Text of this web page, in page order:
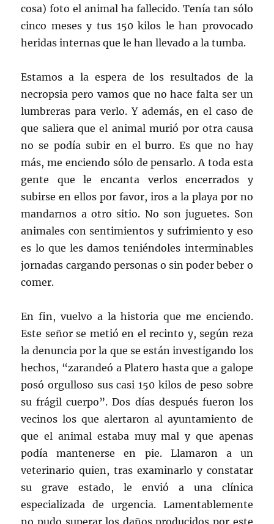
cosa) foto el animal ha fallecido. Tenía tan sólo
cinco meses y tus 150 kilos le han provocado
heridas internas que le han llevado a la tumba.
Estamos a la espera de los resultados de la
necropsia pero vamos que no hace falta ser un
lumbreras para verlo. Y además, en el caso de
que saliera que el animal murió por otra causa
no se podía subir en el burro. Es que no hay
más, me enciendo sólo de pensarlo. A toda esta
gente que le encanta verlos encerrados y
subirse en ellos por favor, iros a la playa por no
mandarnos a otro sitio. No son juguetes. Son
animales con sentimientos y sufrimiento y eso
es lo que les damos teniéndoles interminables
jornadas cargando personas o sin poder beber o
comer.
En fin, vuelvo a la historia que me enciendo.
Este señor se metió en el recinto y, según reza
la denuncia por la que se están investigando los
hechos, “zarandeó a Platero hasta que a galope
posó orgulloso sus casi 150 kilos de peso sobre
su frágil cuerpo”. Dos días después fueron los
vecinos los que alertaron al ayuntamiento de
que el animal estaba muy mal y que apenas
podía mantenerse en pie. Llamaron a un
veterinario quien, tras examinarlo y constatar
su grave estado, le envió a una clínica
especializada de urgencia. Lamentablemente
no pudo superar los daños producidos por este